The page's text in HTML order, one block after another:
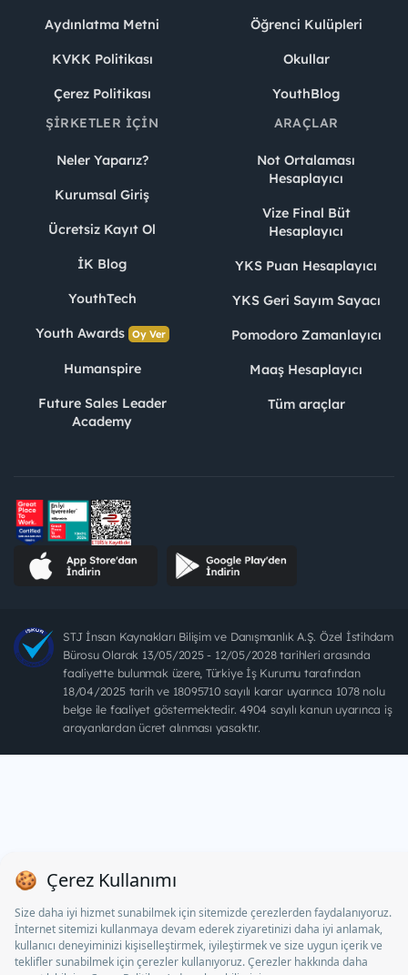
Aydınlatma Metni
KVKK Politikası
Çerez Politikası
Öğrenci Kulüpleri
Okullar
YouthBlog
ŞIRKETLER İÇIN
Neler Yaparız?
Kurumsal Giriş
Ücretsiz Kayıt Ol
İK Blog
YouthTech
Youth Awards Oy Ver
Humanspire
Future Sales Leader
Academy
ARAÇLAR
Not Ortalaması
Hesaplayıcı
Vize Final Büt
Hesaplayıcı
YKS Puan Hesaplayıcı
YKS Geri Sayım Sayacı
Pomodoro Zamanlayıcı
Maaş Hesaplayıcı
Tüm araçlar
STJ İnsan Kaynakları Bilişim ve Danışmanlık A.Ş. Özel İstihdam
Bürosu Olarak 13/05/2025 - 12/05/2028 tarihleri arasında
faaliyette bulunmak üzere, Türkiye İş Kurumu tarafından
18/04/2025 tarih ve 18095710 sayılı karar uyarınca 1078 nolu
belge ile faaliyet göstermektedir. 4904 sayılı kanun uyarınca iş
arayanlardan ücret alınması yasaktır.